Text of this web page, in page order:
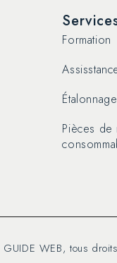
Formation
Pièces de
GUIDE WEB, tous